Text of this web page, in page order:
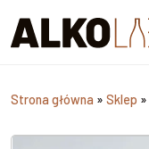
Strona główna » Sklep »